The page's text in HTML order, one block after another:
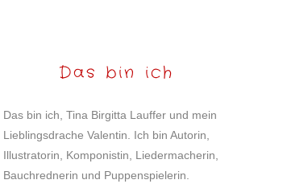
Das bin ich
Das bin ich, Tina Birgitta Lauffer und mein
Lieblingsdrache Valentin. Ich bin Autorin,
Illustratorin, Komponistin, Liedermacherin,
Bauchrednerin und Puppenspielerin.